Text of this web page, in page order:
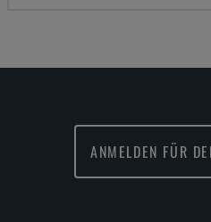
ANMELDEN FÜR